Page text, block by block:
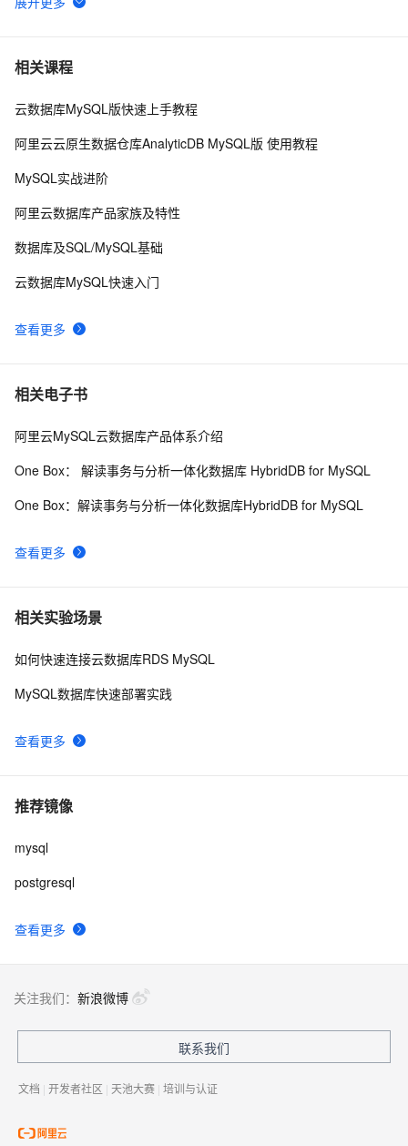
6 PolarDB for PostgreSQL 开源路线图
7 postgresql|数据库|恢复备份的时候报错：pg_restore:
8 01-PostgreSQL 存储过程的基本介绍以及入门（基本结
10PostgreSQL服务端开发学习 -- Datum
相关课程
查看更多
云数据库MySQL版快速上手教程
阿里云云原生数据仓库AnalyticDB MySQL版 使用教程
MySQL实战进阶
阿里云数据库产品家族及特性
数据库及SQL/MySQL基础
云数据库MySQL快速入门
相关电子书
查看更多
阿里云MySQL云数据库产品体系介绍
One Box： 解读事务与分析一体化数据库 HybridDB for MySQL
One Box：解读事务与分析一体化数据库HybridDB for MySQL
相关实验场景
查看更多
如何快速连接云数据库RDS MySQL
MySQL数据库快速部署实践
推荐镜像
查看更多
mysql
postgresql
关注我们： 新浪微博
联系我们
文档 | 开发者社区 | 天池大赛 | 培训与认证